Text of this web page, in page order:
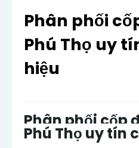
Phân phối
Phú Thọ uy
hiệu
Phân phối cốp
Phú Thọ uy tín